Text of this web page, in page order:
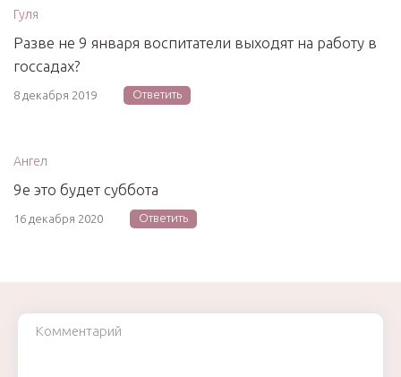
Гуля
Разве не 9 января воспитатели выходят на работу в
госсадах?
8 декабря 2019 Ответить
Ангел
9е это будет суббота
16 декабря 2020 Ответить
Комментарий